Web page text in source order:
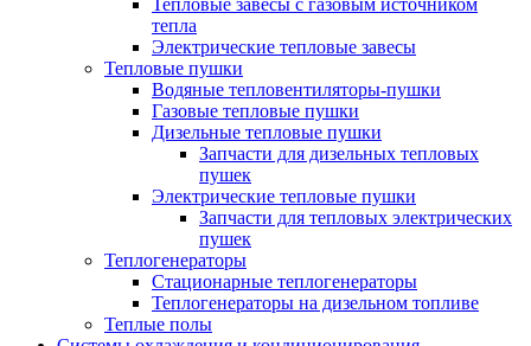
Тепловые завесы с газовым источником
тепла
Электрические тепловые завесы
Тепловые пушки
Водяные тепловентиляторы-пушки
Газовые тепловые пушки
Дизельные тепловые пушки
Запчасти для дизельных тепловых
пушек
Электрические тепловые пушки
Запчасти для тепловых электрических
пушек
Теплогенераторы
Cтационарные теплогенераторы
Теплогенераторы на дизельном топливе
Теплые полы